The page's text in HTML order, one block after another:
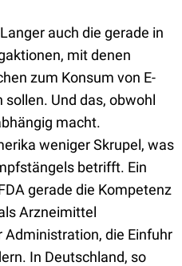
auch die gerade in
mit denen
zum Konsum von E-
Und das, obwohl
macht.
weniger Skrupel, was
betrifft. Ein
gerade die Kompetenz
Arzneimittel
die Einfuhr
In Deutschland, so